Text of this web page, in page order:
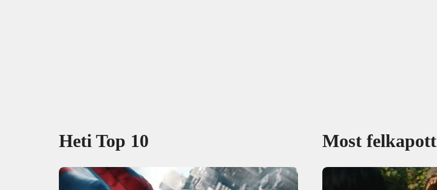
Heti Top 10 Most felkapott